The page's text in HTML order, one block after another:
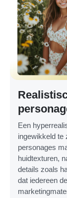
Een
ingewikkeld te
personages
huidtexturen,
details zoals
dat iedereen